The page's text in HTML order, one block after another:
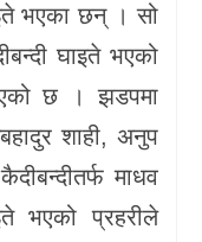
भएका छन् । सो
घाइते भएको
छ । झडपमा
शाही, अनुप
माधव
भएको प्रहरीले